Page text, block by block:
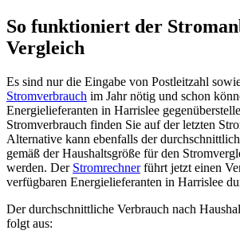
So funktioniert der
Vergleich
Es sind nur die Eingabe von Postleitzahl
Stromverbrauch im Jahr nötig und schon
Energielieferanten in Harrislee
Stromverbrauch finden Sie auf der letzten
Alternative kann ebenfalls der
gemäß der Haushaltsgröße für den
werden. Der Stromrechnerführt jetzt einen
verfügbaren Energielieferanten in Harrislee
Der durchschnittliche Verbrauch nach
folgt aus: